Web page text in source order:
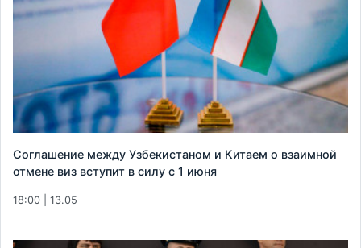
Соглашение между Узбекистаном и Китаем о взаимной
отмене виз вступит в силу с 1 июня
18:00 | 13.05